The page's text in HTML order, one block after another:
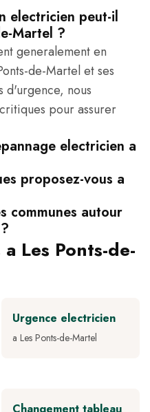
electricien peut-il
Martel ?
generalement en
de-Martel et ses
d'urgence, nous
pour assurer
electricien a
proposez-vous a
communes autour
Les Ponts-de-
Urgence electricien
a Les Ponts-de-Martel